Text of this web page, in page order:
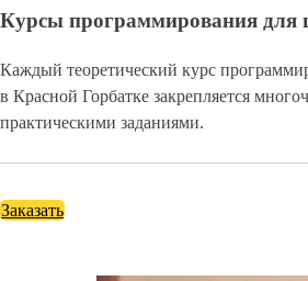
Курсы программирования для
Каждый теоретический курс
в Красной Горбатке закрепляется
практическими заданиями.
Заказать